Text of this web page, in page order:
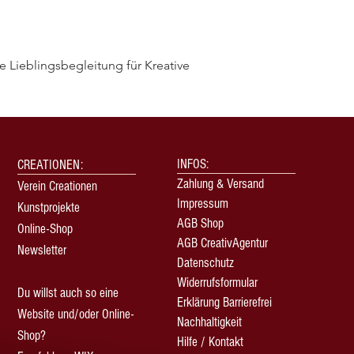
Quick View
Lieblingsbegleitung für Kreative
CREATIONEN:
Verein Creationen
Kunstprojekte
Online-Shop
Newsletter
Du willst auch so eine
Website und/oder Online-
Shop?
INFOS:
Zahlung & Versand
Impressum
AGB Shop
AGB CreativAgentur
Datenschutz
Widerrufsformular
Erklärung Barrierefrei
Nachhaltigkeit
Hilfe / Kontakt